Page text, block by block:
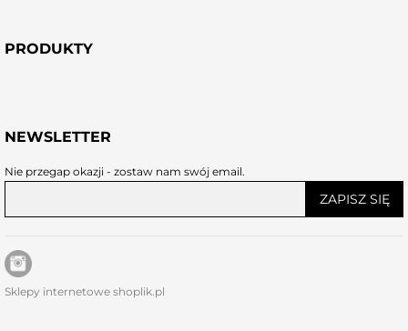
PRODUKTY
NEWSLETTER
Nie przegap okazji - zostaw nam swój email.
ZAPISZ SIĘ
Sklepy internetowe shoplik.pl